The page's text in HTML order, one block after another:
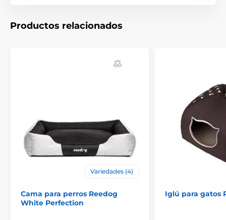
previo aviso. Las imágenes tienen únicamente
Camas y casetas para perros
Para los perros pequeños
Productos relacionados
Variedades (4)
Cama para perros Reedog
White Perfection
Iglú para gatos